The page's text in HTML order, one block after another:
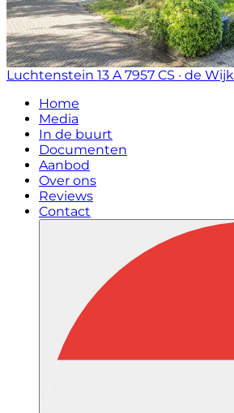
Luchtenstein 13 A 7957 CS · de Wijk
Home
Media
In de buurt
Documenten
Aanbod
Over ons
Reviews
Contact